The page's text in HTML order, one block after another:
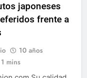
japoneses
frente a
10 años
1 mins